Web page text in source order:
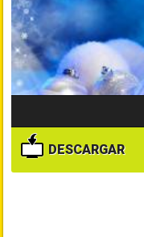
DESCARGAR